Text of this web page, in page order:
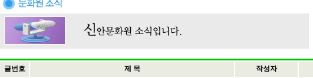
글번호 제 목 작성자